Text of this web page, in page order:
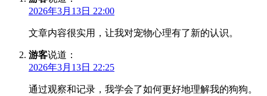
2026年3月13日 22:00
文章内容很实用，让我对宠物心理有了新的认识。
游客说道：
2026年3月13日 22:25
通过观察和记录，我学会了如何更好地理解我的狗狗。